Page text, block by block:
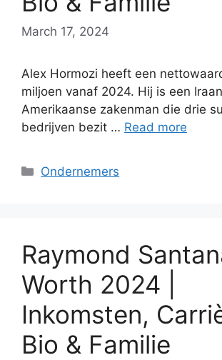
March 17, 2024
Alex Hormozi heeft een
miljoen vanaf 2024. Hij is een
Amerikaanse zakenman die drie
bedrijven bezit … Read more
Categories
Ondernemers
Raymond
Worth 2024 |
Inkomsten,
Bio & Familie